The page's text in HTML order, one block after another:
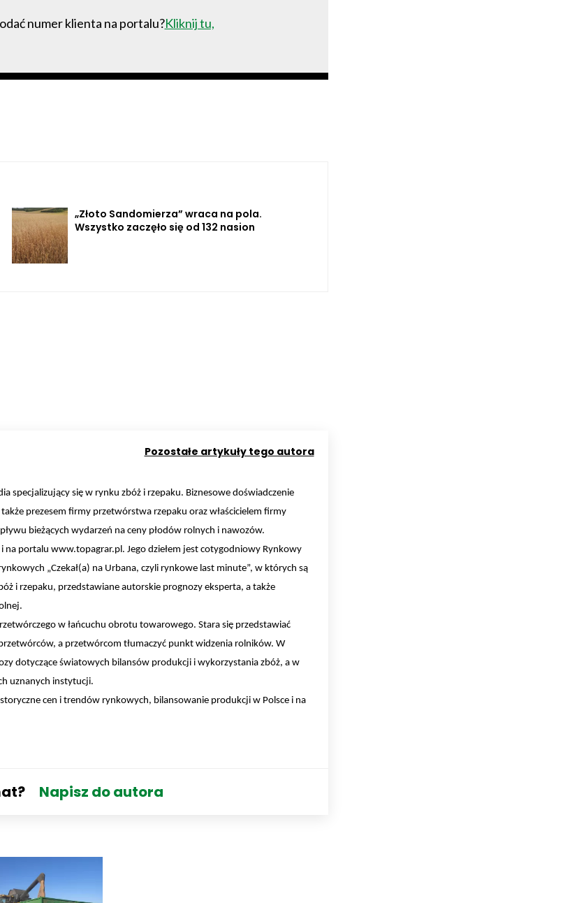
numer klienta na portalu?Kliknij tu,
„Złoto Sandomierza” wraca na pola.
Wszystko zaczęło się od 132 nasion
specjalizujący się w rynku zbóż i rzepaku. Biznesowe doświadczenie
prezesem firmy przetwórstwa rzepaku oraz właścicielem firmy
bieżących wydarzeń na ceny płodów rolnych i nawozów.
portalu www.topagrar.pl. Jego dziełem jest cotygodniowy Rynkowy
„Czekał(a) na Urbana, czyli rynkowe last minute”, w których są
i rzepaku, przedstawiane autorskie prognozy eksperta, a także
w łańcuchu obrotu towarowego. Stara się przedstawiać
a przetwórcom tłumaczyć punkt widzenia rolników. W
dotyczące światowych bilansów produkcji i wykorzystania zbóż, a w
uznanych instytucji.
cen i trendów rynkowych, bilansowanie produkcji w Polsce i na
Pozostałe artykuły tego autora
Napisz do autora